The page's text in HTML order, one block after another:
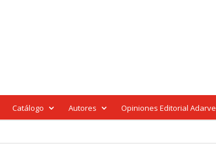
Catálogo Autores Opiniones Editorial Adarve